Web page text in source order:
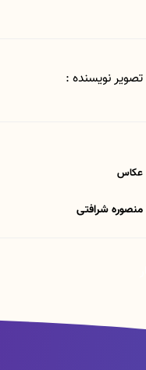
تصویر نویسنده :
عکاس
منصوره شرافتی